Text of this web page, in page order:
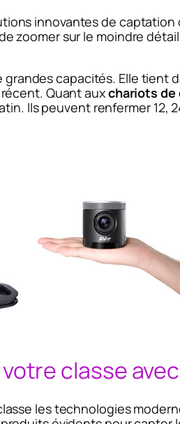
innovantes de
zoomer sur le moindre
capacités. Elle tient
Quant auxchariots de
Ils peuvent renfermer 12,
classe
les technologies